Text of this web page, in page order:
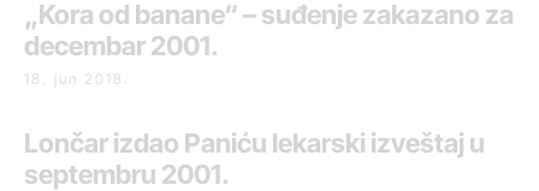
„Kora od banane“ – suđenje zakazano za
decembar 2001.
18. jun 2018.
Lončar izdao Paniću lekarski izveštaj u
septembru 2001.